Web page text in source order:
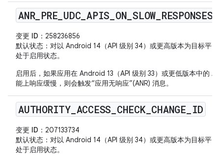
ANR_ PRE UDC APIS ON SLOW RESPONSES
变更 ID ：258236856
默认状态 ：对以 Android 14（API 级别 34）或更高版本为目标平
处于启用状态。
启用后，如果应用在 Android 13（API 级别 33）或更低版本中的
能上响应缓慢，则会触发“应用无响应”(ANR) 消息。
AUTHORITY_ ACCESS CHECK CHANGE ID
变更 ID ：207133734
默认状态 ：对以 Android 14（API 级别 34）或更高版本为目标平
处于启用状态。